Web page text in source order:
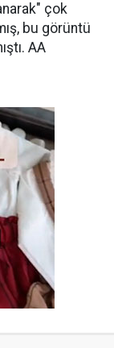
çok
bu görüntü
AA